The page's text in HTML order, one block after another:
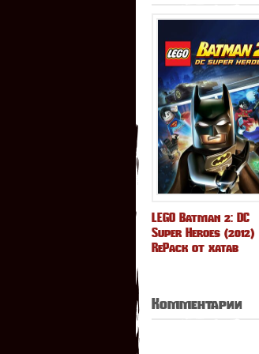
LEGO Batman 2: DC
Super Heroes (2012)
RePack от xatab
Комментарии